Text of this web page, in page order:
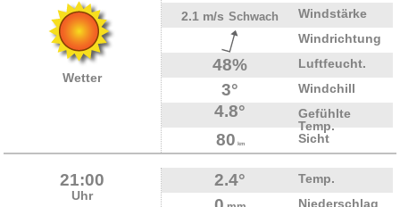
Wetter
2.1 m/s Schwach
Windstärke
Windrichtung
48% Luftfeucht.
3° Windchill
4.8°
Gefühlte
Temp.
80 km Sicht
21:00
Uhr
2.4° Temp.
Niederschlag